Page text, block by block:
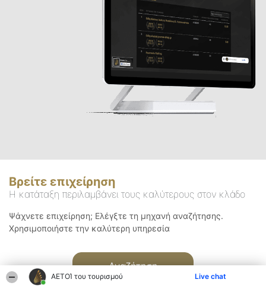
ΑΕΤΟΊ του τουρισμού Live chat
Βρείτε επιχείρηση
Η κατάταξη περιλαμβάνει τους καλύτερους στον κλάδο
Ψάχνετε επιχείρηση; Ελέγξτε τη μηχανή αναζήτησης.
Χρησιμοποιήστε την καλύτερη υπηρεσία
Αναζήτηση